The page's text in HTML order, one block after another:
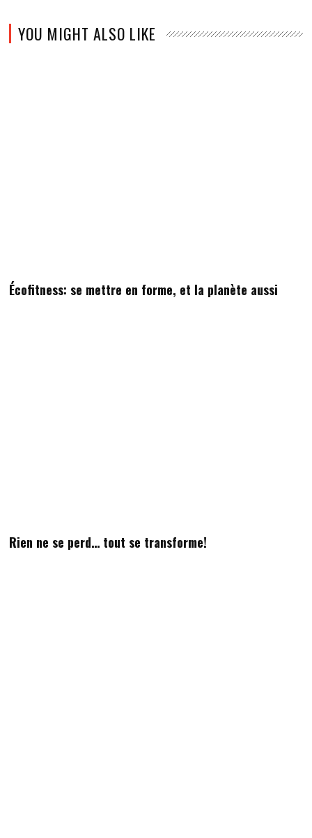
YOU MIGHT ALSO LIKE
Écofitness: se mettre en forme, et la planète aussi
Rien ne se perd… tout se transforme!